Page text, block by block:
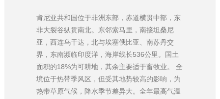
肯尼亚共和国位于非洲东部，赤道横贯中部，东
非大裂谷纵贯南北。东邻索马里，南接坦桑尼
亚，西连乌干达，北与埃塞俄比亚、南苏丹交
界，东南濒临印度洋，海岸线长536公里。国土
面积的18%为可耕地，其余主要适于畜牧业。 全
境位于热带季风区，但受其地势较高的影响，为
热带草原气候，降水季节差异大。全年最高气温